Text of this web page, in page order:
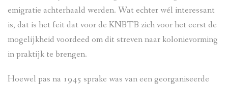
emigratie achterhaald werden. Wat echter wél interessant
is, dat is het feit dat voor de KNBTB zich voor het eerst de
mogelijkheid voordeed om dit streven naar kolonievorming
in praktijk te brengen.
Hoewel pas na 1945 sprake was van een georganiseerde